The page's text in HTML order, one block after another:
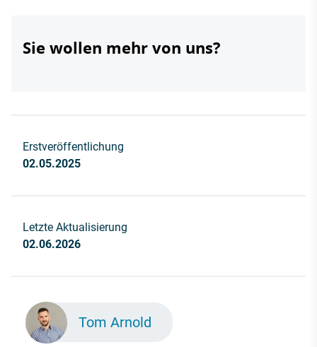
Sie wollen mehr von uns?
Erstveröffentlichung
02.05.2025
Letzte Aktualisierung
02.06.2026
Tom Arnold